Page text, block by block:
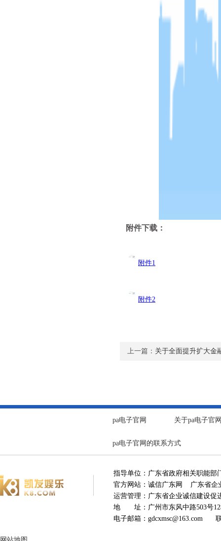
附件下载：
附件1
附件2
上一篇： 关于全面提升扩大金
pa电子官网 关于pa电子官
pa电子官网的联系方式
指导单位：广东省政府相关职能
官方网站：诚信广东网 广东省企
运营管理：广东省企业诚信建设
地 址：广州市东风中路503号
电子邮箱： gdcxmsc@163.com 联